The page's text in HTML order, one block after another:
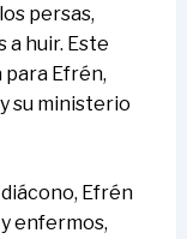
persas,
a huir. Este
Efrén,
su ministerio
Efrén
enfermos,